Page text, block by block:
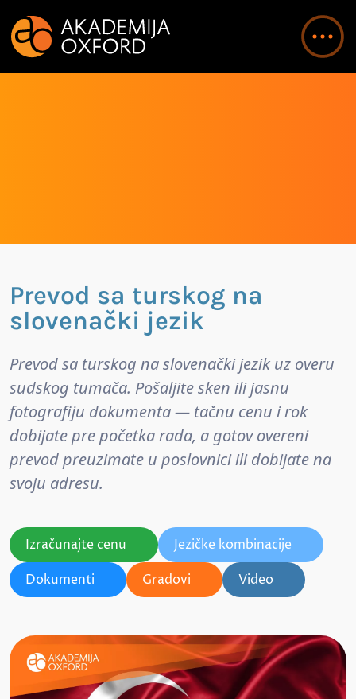
Prevod sa turskog na
slovenački jezik
Prevod sa turskog na slovenački jezik uz overu
sudskog tumača. Pošaljite sken ili jasnu
fotografiju dokumenta — tačnu cenu i rok
dobijate pre početka rada, a gotov overeni
prevod preuzimate u poslovnici ili dobijate na
svoju adresu.
Izračunajte cenu
Jezičke kombinacije
Dokumenti
Gradovi Video